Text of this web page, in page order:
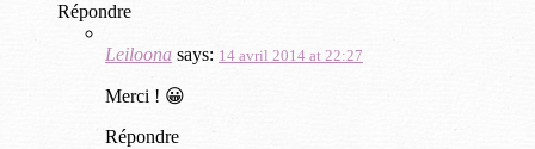
Répondre
Leiloona says: 14 avril 2014 at 22:27
Merci ! 😀
Répondre